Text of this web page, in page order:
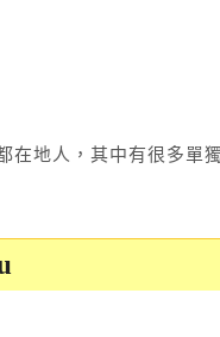
在地人，其中有很多單